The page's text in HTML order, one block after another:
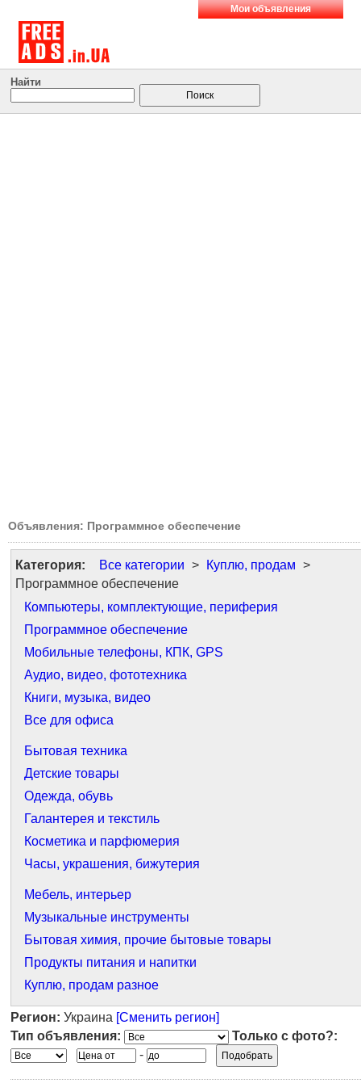
Мои объявления
Найти
Объявления: Программное обеспечение
Категория: Все категории > Куплю, продам >
Программное обеспечение
Компьютеры, комплектующие, периферия
Программное обеспечение
Мобильные телефоны, КПК, GPS
Аудио, видео, фототехника
Книги, музыка, видео
Все для офиса
Бытовая техника
Детские товары
Одежда, обувь
Галантерея и текстиль
Косметика и парфюмерия
Часы, украшения, бижутерия
Мебель, интерьер
Музыкальные инструменты
Бытовая химия, прочие бытовые товары
Продукты питания и напитки
Куплю, продам разное
Регион: Украина [Сменить регион]
Тип объявления:
Только с фото?:
-